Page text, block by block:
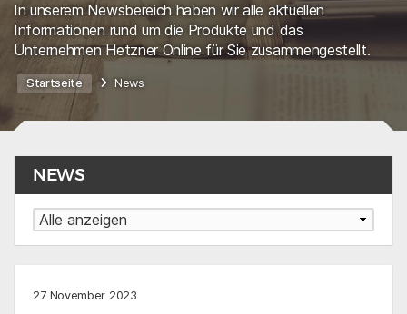
In unserem Newsbereich haben wir alle aktuellen
Informationen rund um die Produkte und das
Unternehmen Hetzner Online für Sie zusammengestellt.
Startseite News
NEWS
27. November 2023